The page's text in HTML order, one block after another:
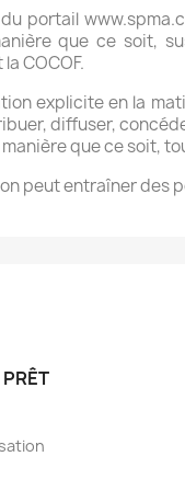
portail
que ce soit,
COCOF.
explicite en la
diffuser,
que ce soit,
peut entraîner des